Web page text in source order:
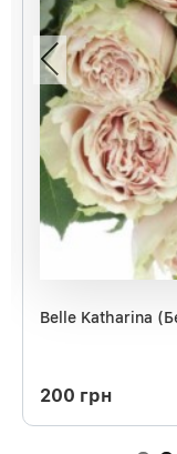
Belle Katharina
200 грн